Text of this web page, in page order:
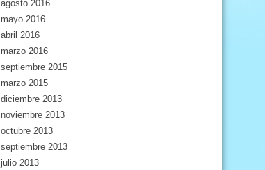
agosto 2016
mayo 2016
abril 2016
marzo 2016
septiembre 2015
marzo 2015
diciembre 2013
noviembre 2013
octubre 2013
septiembre 2013
julio 2013